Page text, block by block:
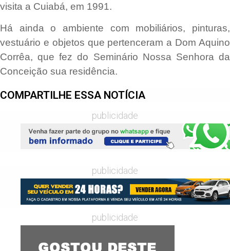
visita a Cuiabá, em 1991.
Há ainda o ambiente com mobiliários, pinturas,
vestuário e objetos que pertenceram a Dom Aquino
Corrêa, que fez do Seminário Nossa Senhora da
Conceição sua residência.
COMPARTILHE ESSA NOTÍCIA
publicidade
publicidade
publicidade